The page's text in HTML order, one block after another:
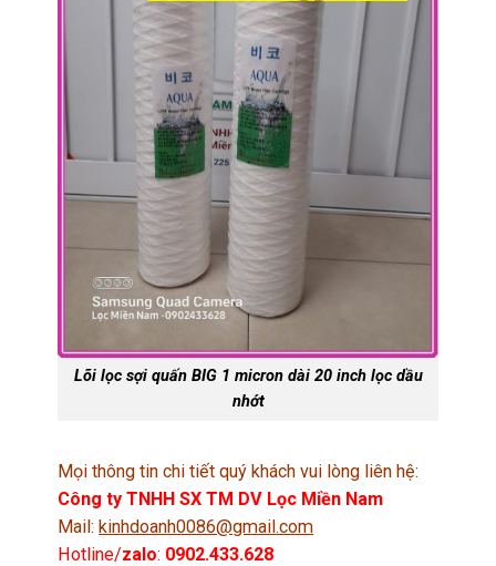
Lõi lọc sợi quấn BIG 1 micron dài 20 inch lọc dầu
nhớt
Mọi thông tin chi tiết quý khách vui lòng liên hệ:
Công ty TNHH SX TM DV Lọc Miền Nam
Mail:kinhdoanh0086@gmail.com
Hotline/zalo: 0902.433.628